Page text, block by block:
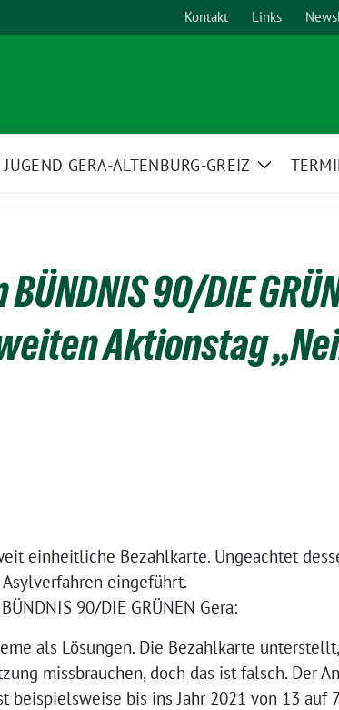
Kontakt Links
JUGEND GERA-ALTENBURG-GREIZ
Zeige
90/DIE
Aktionstag
einheitliche Bezahlkarte. Ungeachtet
eingeführt.
90/DIE GRÜNEN Gera:
als Lösungen. Die Bezahlkarte unterstellt,
missbrauchen, doch das ist falsch. Der
bis ins Jahr 2021 von 13 auf